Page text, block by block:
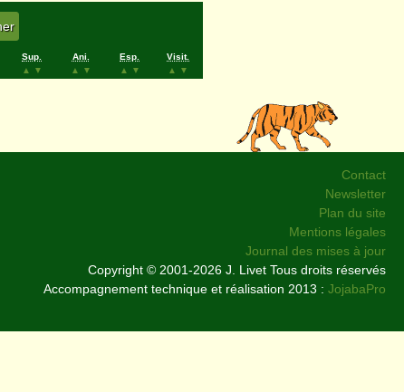
Sup.
▲
▼
Ani.
▲
▼
Esp.
▲
▼
Visit.
▲
▼
Contact
Newsletter
Plan du site
Mentions légales
Journal des mises à jour
Copyright © 2001-2026 J. Livet Tous droits réservés
Accompagnement technique et réalisation 2013 : JojabaPro